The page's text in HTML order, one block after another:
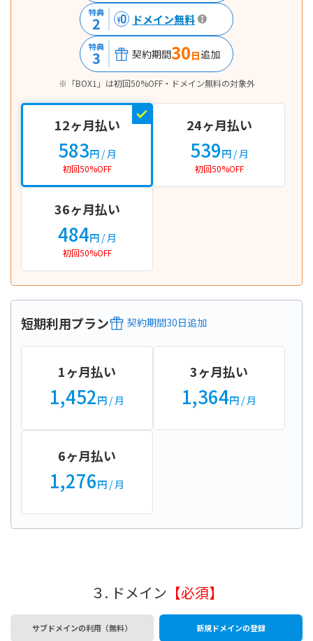
特典
2 ドメイン無料
特典
3 契約期間30日追加
※「BOX1」は初回50%OFF・ドメイン無料の対象外
12ヶ月払い
583円/ 月
初回50%OFF
24ヶ月払い
539円/ 月
初回50%OFF
36ヶ月払い
484円/ 月
初回50%OFF
短期利用プラン 契約期間30日追加
1ヶ月払い
1,452円 / 月
3ヶ月払い
1,364円 / 月
6ヶ月払い
1,276円 / 月
３. ドメイン 【必須】
サブドメインの利用（無料） 新規ドメインの登録